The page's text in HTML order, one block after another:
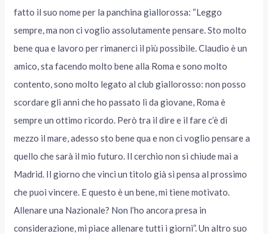
fatto il suo nome per la panchina giallorossa: “Leggo
sempre, ma non ci voglio assolutamente pensare. Sto molto
bene qua e lavoro per rimanerci il più possibile. Claudio è un
amico, sta facendo molto bene alla Roma e sono molto
contento, sono molto legato al club giallorosso: non posso
scordare gli anni che ho passato lì da giovane, Roma è
sempre un ottimo ricordo. Però tra il dire e il fare c’è di
mezzo il mare, adesso sto bene qua e non ci voglio pensare a
quello che sarà il mio futuro. Il cerchio non si chiude mai a
Madrid. Il giorno che vinci un titolo già si pensa al prossimo
che puoi vincere. E questo è un bene, mi tiene motivato.
Allenare una Nazionale? Non l’ho ancora presa in
considerazione, mi piace allenare tutti i giorni”. Un altro suo